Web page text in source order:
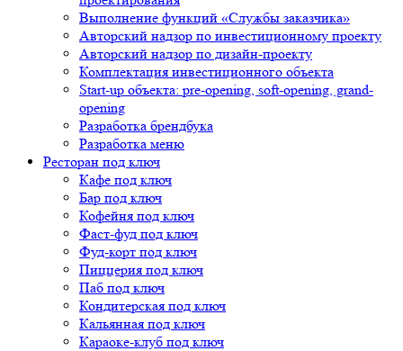
Выполнение функций «Службы заказчика»
Авторский надзор по инвестиционному проекту
Авторский надзор по дизайн-проекту
Комплектация инвестиционного объекта
Start-up объекта: pre-opening, soft-opening, grand-
opening
Разработка брендбука
Разработка меню
Ресторан под ключ
Кафе под ключ
Бар под ключ
Кофейня под ключ
Фаст-фуд под ключ
Фуд-корт под ключ
Пиццерия под ключ
Паб под ключ
Кондитерская под ключ
Кальянная под ключ
Караоке-клуб под ключ